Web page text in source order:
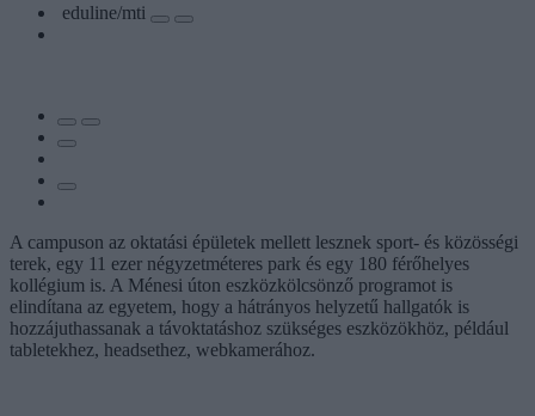
eduline/mti
A campuson az oktatási épületek mellett lesznek sport- és közösségi
terek, egy 11 ezer négyzetméteres park és egy 180 férőhelyes
kollégium is. A Ménesi úton eszközkölcsönző programot is
elindítana az egyetem, hogy a hátrányos helyzetű hallgatók is
hozzájuthassanak a távoktatáshoz szükséges eszközökhöz, például
tabletekhez, headsethez, webkamerához.